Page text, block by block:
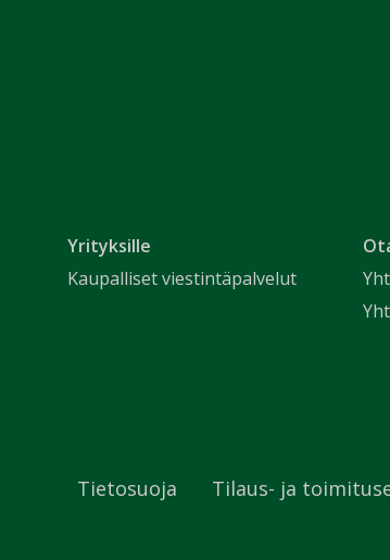
Yrityksille
Kaupalliset viestintäpalvelut
Tietosuoja Tilaus- ja